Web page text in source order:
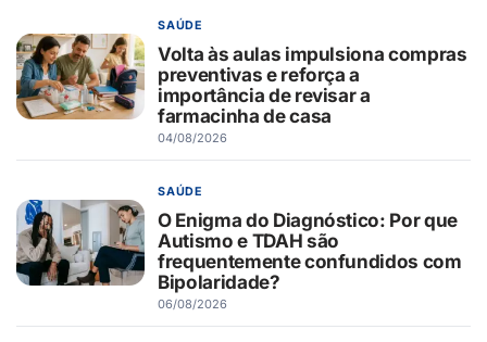
SAÚDE
Volta às aulas impulsiona compras
preventivas e reforça a
importância de revisar a
farmacinha de casa
04/08/2026
SAÚDE
O Enigma do Diagnóstico: Por que
Autismo e TDAH são
frequentemente confundidos com
Bipolaridade?
06/08/2026